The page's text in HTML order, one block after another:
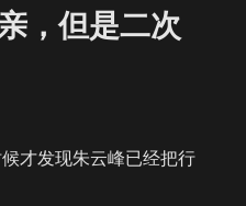
，但是二次
才发现朱云峰已经把行